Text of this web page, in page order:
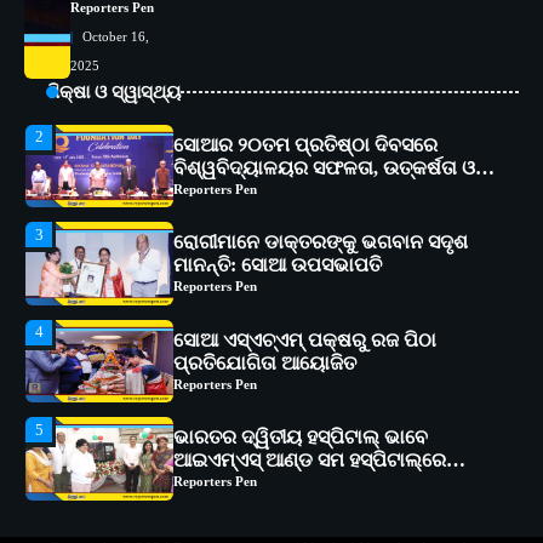
Reporters Pen
October 16,
2025
ଶିକ୍ଷା ଓ ସ୍ୱାସ୍ଥ୍ୟ
2
ଅଗ୍ରଗତିର ସ୍ମୃତିଚାରଣ
Reporters Pen
3
ରୋଗୀମାନେ ଡାକ୍ତରଙ୍କୁ ଭଗବାନ ସଦୃଶ
ମାନନ୍ତି: ସୋଆ ଉପସଭାପତି
Reporters Pen
4
ସୋଆ ଏସ୍‌ଏଚ୍‌ଏମ୍ ପକ୍ଷରୁ ରଜ ପିଠା
ପ୍ରତିଯୋଗିତା ଆୟୋଜିତ
Reporters Pen
5
ଭାରତର ଦ୍ୱିତୀୟ ହସ୍ପିଟାଲ୍ ଭାବେ
ଆଇଏମ୍‌ଏସ୍ ଆଣ୍ଡ ସମ ହସ୍ପିଟାଲ୍‌ରେ
ଅତ୍ୟାଧୁନିକ ଡିଜିସ୍କାନର ସ୍ଥାପନ
Reporters Pen
1
ସୋଆ ପକ୍ଷରୁ ରାୱେ କାର୍ଯ୍ୟକ୍ରମ ଅଧୀନରେ
୧୧ଟି ଗ୍ରାମରେ ୧୬ଟି କୃଷକ ପ୍ରଶିକ୍ଷଣ
କାର୍ଯ୍ୟକ୍ରମ ଆୟୋଜିତ
Reporters Pen